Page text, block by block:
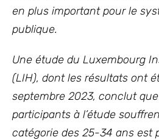
en plus important pour le
publique.
Une étude du Luxembourg
(LIH), dont les résultats ont
septembre 2023, conclut
participants à l’étude
catégorie des 25-34 ans est